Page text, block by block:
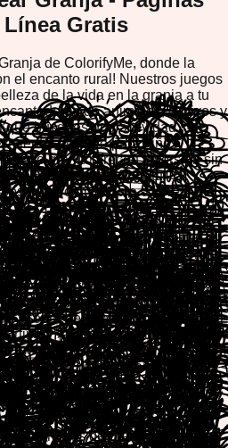
Gratis
de ColorifyMe, donde la
el encanto rural! Nuestros juegos
de la vida en la granja a tu
de animales, cultivos y
que busques una actividad
atractivo para niños,
de granja ofrecen diversión sin
Simplemente abre tu
y comienza a colorear al
de colorear mientras
las granjas. Nuestra plataforma
te permite colorear en
y computadoras de escritorio
Crea tus propias obras
tu obra de arte o imprime tus
con amigos y familia. No se
solo elige tus colores y deja que
lienzo de colorear interactivo.
Colorear de Granja
de animales de granja lindos